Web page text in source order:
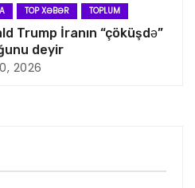
TOP XƏBƏR TOPLUM
Trump İranın “çöküşdə”
deyir
2026